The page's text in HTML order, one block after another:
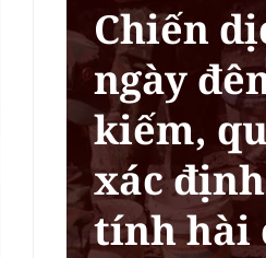
Chiến
ngày
kiếm,
xác
tính hài